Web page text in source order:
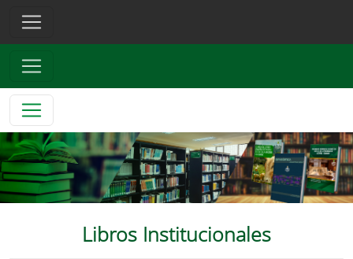
Libros Institucionales